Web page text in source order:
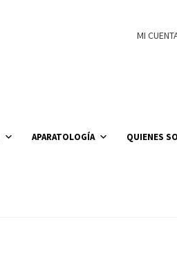
MI
APARATOLOGÍA QUIENES